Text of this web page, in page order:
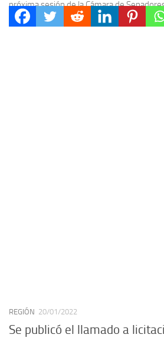
próxima sesión de la Cámara de
Comisión de Asuntos Constitucionales y...
REGIÓN 20/01/2022
Se publicó el llamado a